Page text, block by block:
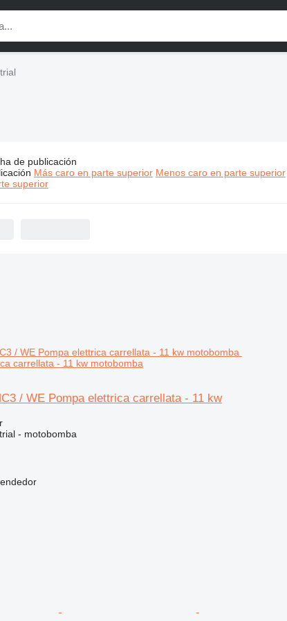
Varisco maquinaria industrial
de publicación
Más caro en parte superior Menos caro en parte superior
superior
carrellata - 11 kw motobomba
/ WE Pompa elettrica carrellata - 11 kw
- motobomba